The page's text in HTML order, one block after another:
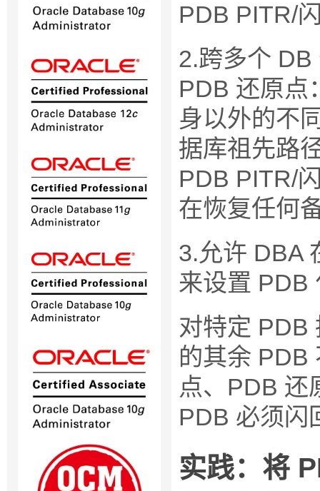
PDB PITR/
2.跨多个
PDB 还原点
身以外的不
据库祖先路
PDB PITR/
在恢复任何
3.允许 DBA
来设置 PDB
对特定 PDB
的其余 PDB
点、PDB 还
PDB 必须闪
实践：将